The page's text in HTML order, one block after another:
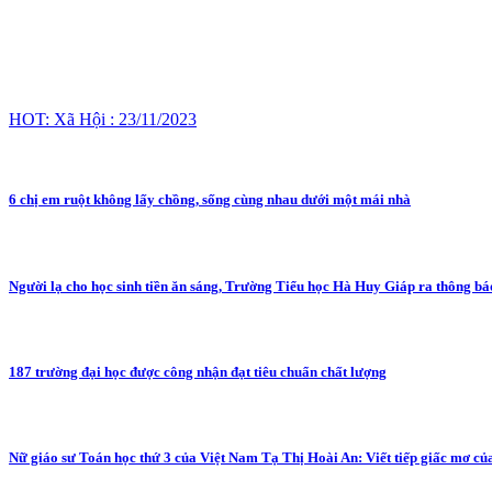
HOT: Xã Hội : 23/11/2023
6 chị em ruột không lấy chồng, sống cùng nhau dưới một mái nhà
Người lạ cho học sinh tiền ăn sáng, Trường Tiểu học Hà Huy Giáp ra thông
187 trường đại học được công nhận đạt tiêu chuẩn chất lượng
Nữ giáo sư Toán học thứ 3 của Việt Nam Tạ Thị Hoài An: Viết tiếp giấc mơ